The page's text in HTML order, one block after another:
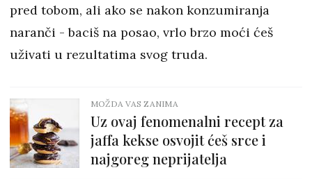
pred tobom, ali ako se nakon konzumiranja
naranči - baciš na posao, vrlo brzo moći ćeš
uživati u rezultatima svog truda.
MOŽDA VAS ZANIMA
Uz ovaj fenomenalni recept za
jaffa kekse osvojit ćeš srce i
najgoreg neprijatelja